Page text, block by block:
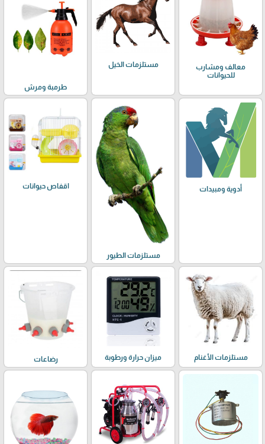
معالف ومشارب
للحيوانات
مستلزمات الخيل
طرمبة ومرش
أدوية ومبيدات
مستلزمات الطيور
اقفاص حيوانات
مستلزمات الأغنام ميزان حرارة ورطوبة رضاعات